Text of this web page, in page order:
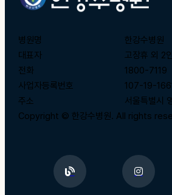
병원명
한강수병원
대표자
고장휴 외 2인
전화
1800-7119
사업자등록번호
107-19-
주소
서울특별시
Copyright © 한강수병원. All rights